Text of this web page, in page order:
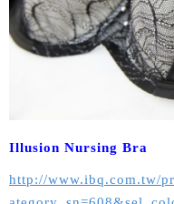
Illusion Nursing Bra
http://www.ibq.com.tw/